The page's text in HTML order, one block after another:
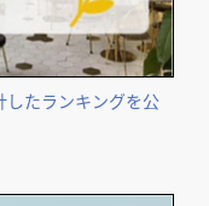
たランキングを公